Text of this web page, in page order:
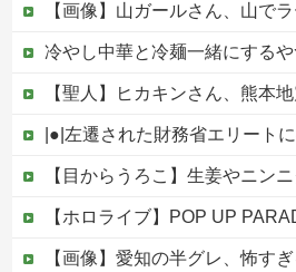
【画像】山ガールさん、山でラーメンを食べ
冷やし中華と冷麺一緒にする
【聖人】ヒカキンさん、熊本地震被
|●|左遷された財務省エリートに待ち受ける運命がやばすぎる！
【目からうろこ】生姜やニンニクの保存法「全
【ホロライブ】POP UP PARADE「雪花ラミィ
【画像】愛知の半グレ、怖す